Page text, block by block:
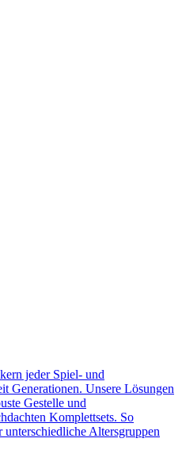
jeder Spiel- und
Generationen. Unsere Lösungen
Gestelle und
Komplettsets. So
Altersgruppen